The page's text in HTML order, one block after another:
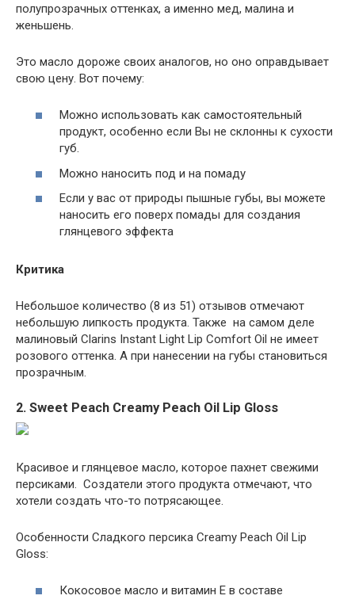
полупрозрачных оттенках, а именно мед, малина и
женьшень.
Это масло дороже своих аналогов, но оно оправдывает
свою цену. Вот почему:
Можно использовать как самостоятельный
продукт, особенно если Вы не склонны к сухости
губ.
Можно наносить под и на помаду
Если у вас от природы пышные губы, вы можете
наносить его поверх помады для создания
глянцевого эффекта
Критика
Небольшое количество (8 из 51) отзывов отмечают
небольшую липкость продукта. Также на самом деле
малиновый Clarins Instant Light Lip Comfort Oil не имеет
розового оттенка. А при нанесении на губы становиться
прозрачным.
2. Sweet Peach Creamy Peach Oil Lip Gloss
Красивое и глянцевое масло, которое пахнет свежими
персиками. Создатели этого продукта отмечают, что
хотели создать что-то потрясающее.
Особенности Сладкого персика Creamy Peach Oil Lip
Gloss:
Кокосовое масло и витамин E в составе